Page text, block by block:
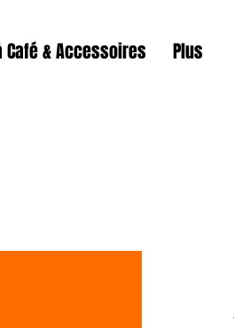
& Accessoires Plus